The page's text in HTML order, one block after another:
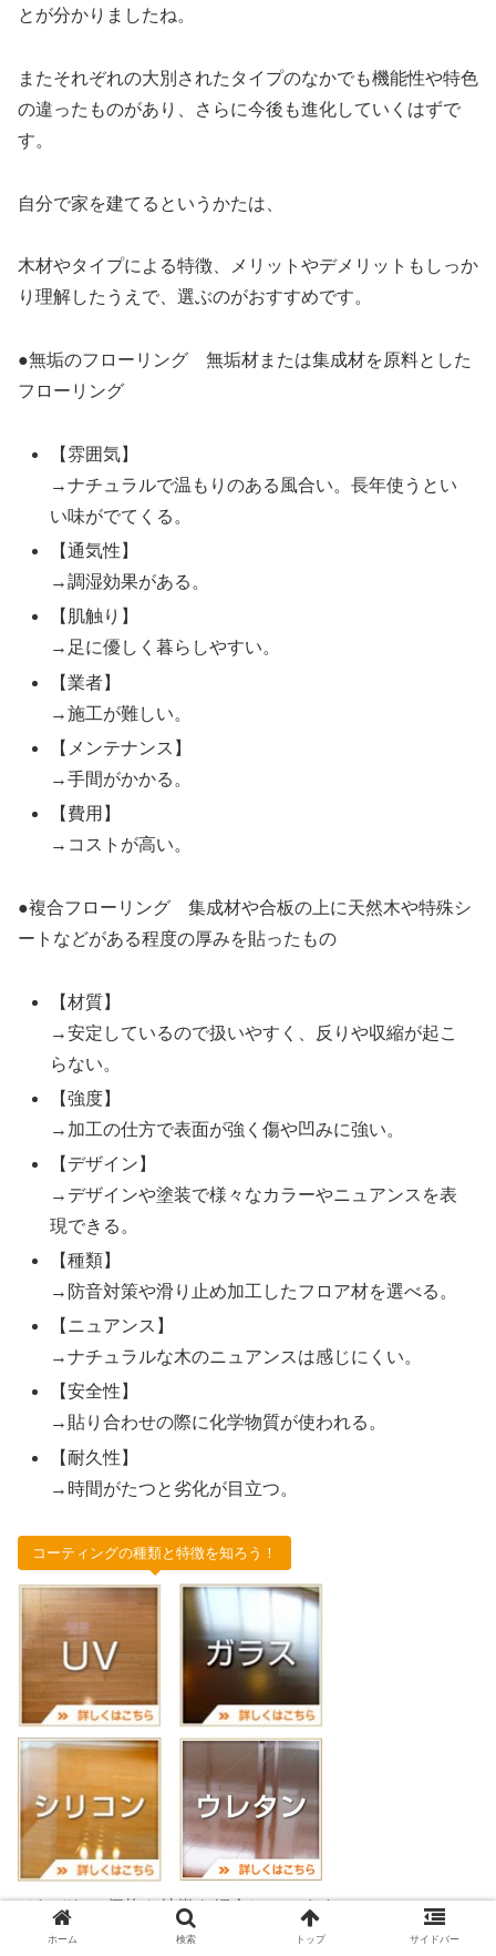
とが分かりましたね。
またそれぞれの大別されたタイプのなかでも機能性や特色
の違ったものがあり、さらに今後も進化していくはずで
す。
自分で家を建てるというかたは、
木材やタイプによる特徴、メリットやデメリットもしっか
り理解したうえで、選ぶのがおすすめです。
●無垢のフローリング 無垢材または集成材を原料とした
フローリング
【雰囲気】
→ナチュラルで温もりのある風合い。長年使うとい
い味がでてくる。
【通気性】
→調湿効果がある。
【肌触り】
→足に優しく暮らしやすい。
【業者】
→施工が難しい。
【メンテナンス】
→手間がかかる。
【費用】
→コストが高い。
●複合フローリング 集成材や合板の上に天然木や特殊シ
ートなどがある程度の厚みを貼ったもの
【材質】
→安定しているので扱いやすく、反りや収縮が起こ
らない。
【強度】
→加工の仕方で表面が強く傷や凹みに強い。
【デザイン】
→デザインや塗装で様々なカラーやニュアンスを表
現できる。
【種類】
→防音対策や滑り止め加工したフロア材を選べる。
【ニュアンス】
→ナチュラルな木のニュアンスは感じにくい。
【安全性】
→貼り合わせの際に化学物質が使われる。
【耐久性】
→時間がたつと劣化が目立つ。
コーティングの種類と特徴を知ろう！
それぞれの価格や特徴を紹介しています。
ホーム 検索 トップ サイドバー